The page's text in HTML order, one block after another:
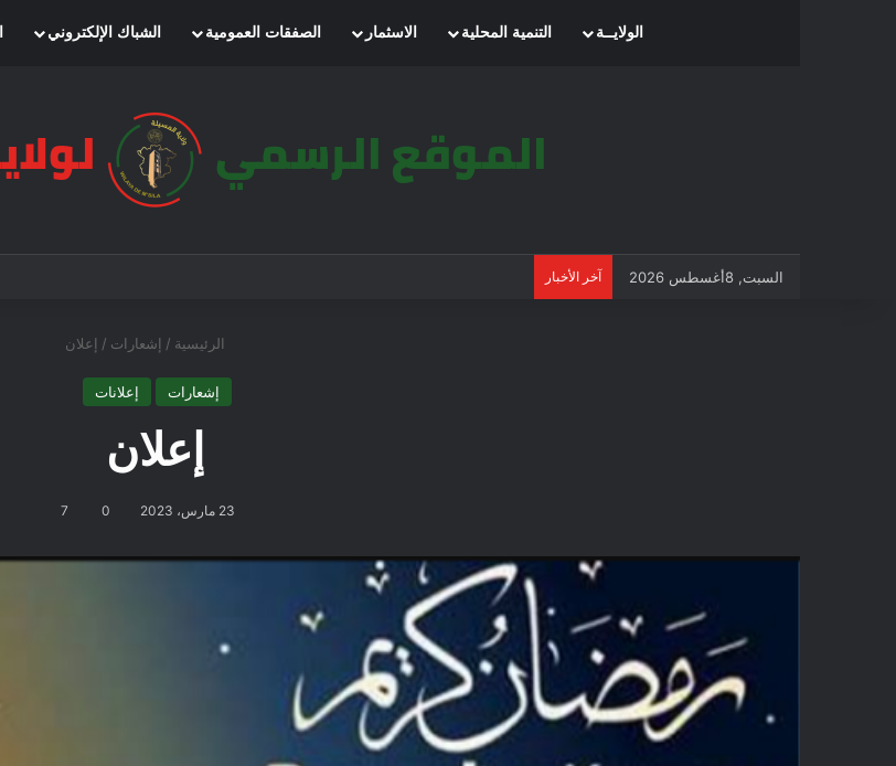
الرئيسيةالولايــة التنمية المحلية الاسثمار الصفقات العمومية الشباك الإلكتروني
السبت, 8أغسطس 2026 آخر الأخبار
الرئيسية / إشعارات / إعلان
إشعارات إعلانات
إعلان
23 مارس، 2023 0
7